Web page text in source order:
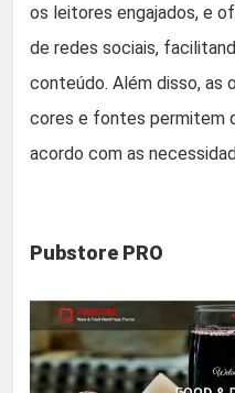
os leitores engajados, e
de redes sociais,
conteúdo. Além disso, as
cores e fontes permitem
acordo com as
Pubstore PRO